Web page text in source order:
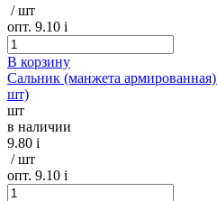
/ шт
опт. 9.10 i
В корзину
Сальник (манжета
шт)
шт
в наличии
9.80 i
/ шт
опт. 9.10 i